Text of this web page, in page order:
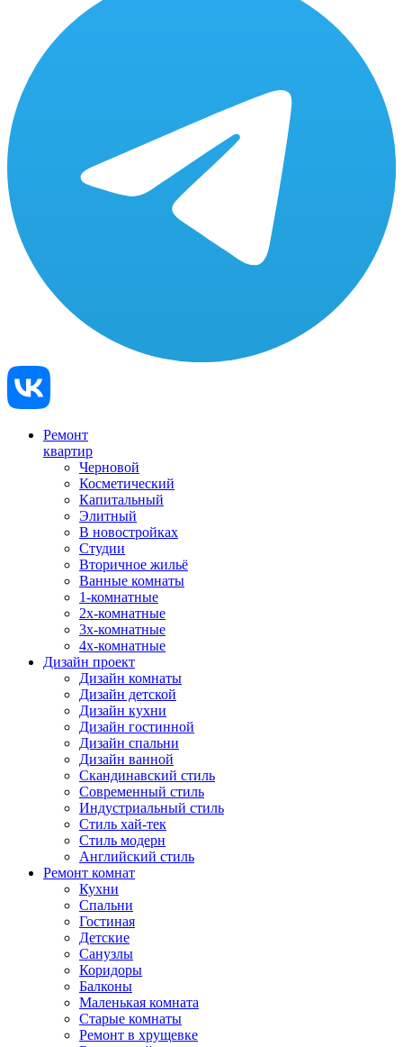
Ремонт
квартир
Черновой
Косметический
Капитальный
Элитный
В новостройках
Студии
Вторичное жильё
Ванные комнаты
1-комнатные
2х-комнатные
3х-комнатные
4х-комнатные
Дизайн проект
Дизайн комнаты
Дизайн детской
Дизайн кухни
Дизайн гостинной
Дизайн спальни
Дизайн ванной
Скандинавский стиль
Современный стиль
Индустриальный стиль
Стиль хай-тек
Стиль модерн
Английский стиль
Ремонт комнат
Кухни
Спальни
Гостиная
Детские
Санузлы
Коридоры
Балконы
Маленькая комната
Старые комнаты
Ремонт в хрущевке